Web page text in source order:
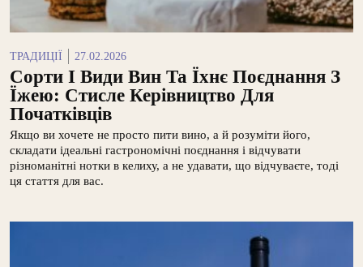
ТРАДИЦІЇ 27.02.2026
Сорти І Види Вин Та Їхнє Поєднання З
Їжею: Стисле Керівництво Для
Початківців
Якщо ви хочете не просто пити вино, а й розуміти його,
складати ідеальні гастрономічні поєднання і відчувати
різноманітні нотки в келиху, а не удавати, що відчуваєте, тоді
ця стаття для вас.